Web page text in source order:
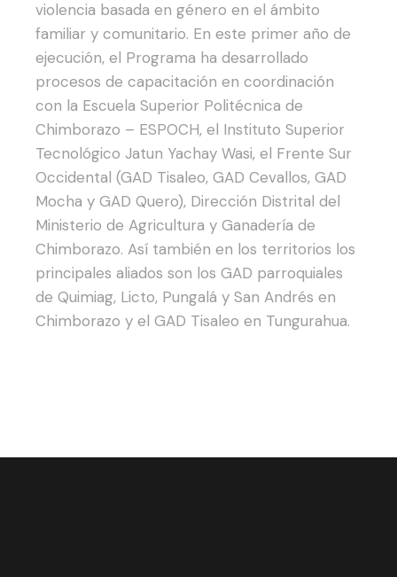
violencia basada en género en el ámbito
familiar y comunitario. En este primer año de
ejecución, el Programa ha desarrollado
procesos de capacitación en coordinación
con la Escuela Superior Politécnica de
Chimborazo – ESPOCH, el Instituto Superior
Tecnológico Jatun Yachay Wasi, el Frente Sur
Occidental (GAD Tisaleo, GAD Cevallos, GAD
Mocha y GAD Quero), Dirección Distrital del
Ministerio de Agricultura y Ganadería de
Chimborazo. Así también en los territorios los
principales aliados son los GAD parroquiales
de Quimiag, Licto, Pungalá y San Andrés en
Chimborazo y el GAD Tisaleo en Tungurahua.